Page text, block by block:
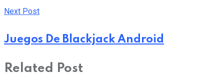
Next Post
Juegos De Blackjack Android
Related Post